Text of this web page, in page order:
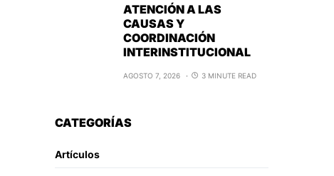
ATENCIÓN A LAS
CAUSAS Y
COORDINACIÓN
INTERINSTITUCIONAL
AGOSTO 7, 2026 3 MINUTE READ
CATEGORÍAS
Artículos